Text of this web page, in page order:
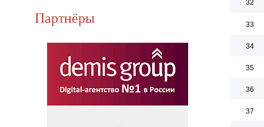
Партнёры
32
33
34
35
36
37